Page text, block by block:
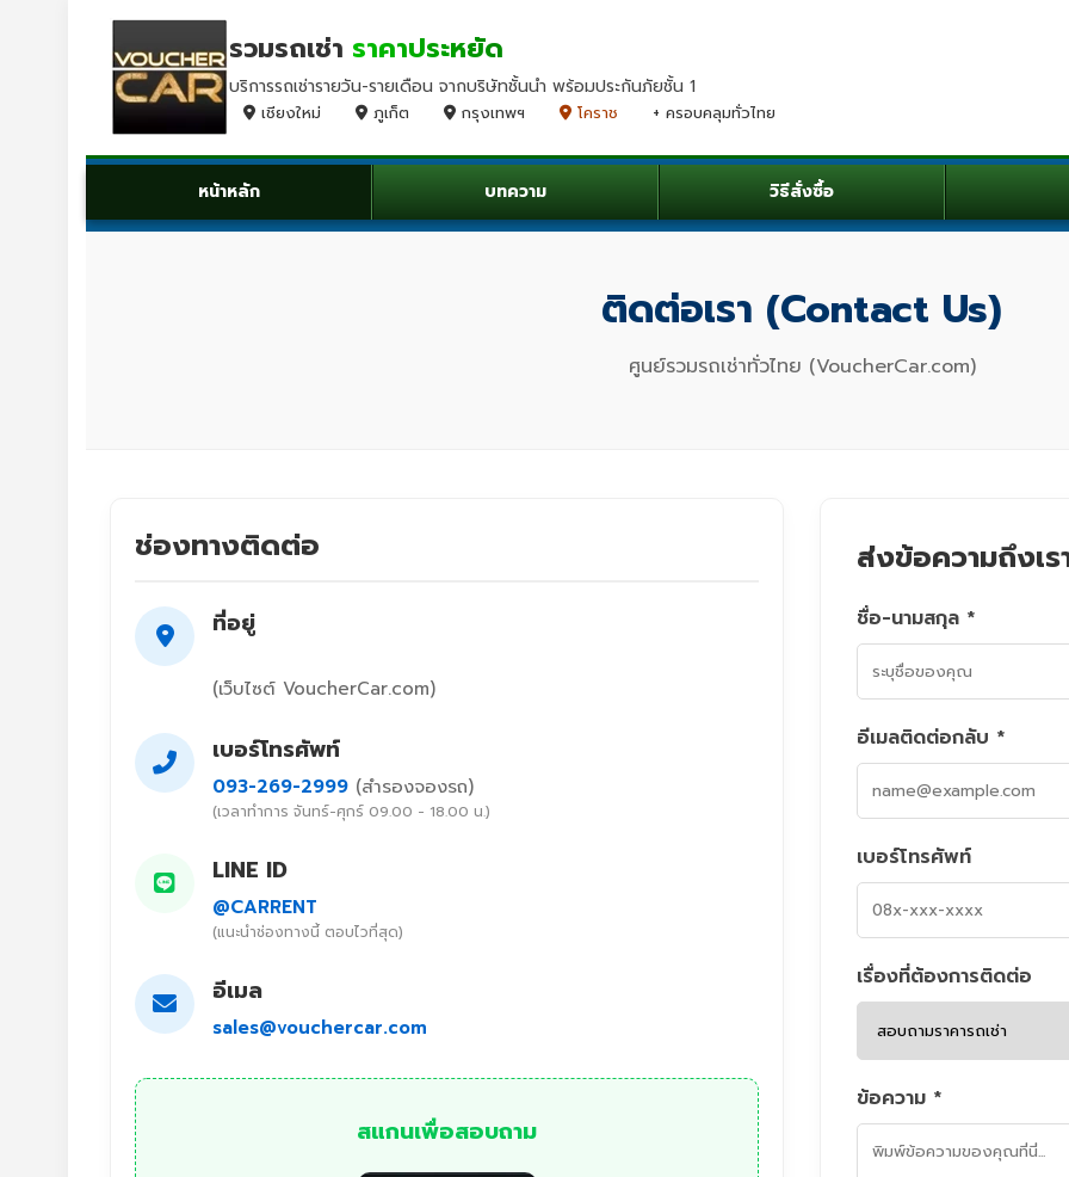
รวมรถเช่า ราคาประหยัด
บริการรถเช่ารายวัน-รายเดือน จากบริษัทชั้นนำ พร้อมประกันภัยชั้น 1
เชียงใหม่ ภูเก็ต กรุงเทพฯ โคราช + ครอบคลุมทั่วไทย
หน้าหลัก บทความ วิธีสั่งซื้อ
ติดต่อเรา (Contact Us)
ศูนย์รวมรถเช่าทั่วไทย (VoucherCar.com)
ช่องทางติดต่อ
ที่อยู่
(เว็บไซต์ VoucherCar.com)
เบอร์โทรศัพท์
093-269-2999 (สำรองจองรถ)
(เวลาทำการ จันทร์-ศุกร์ 09.00 - 18.00 น.)
LINE ID
@CARRENT
(แนะนำช่องทางนี้ ตอบไวที่สุด)
อีเมล
sales@vouchercar.com
สแกนเพื่อสอบถาม
ส่งข้อความถึงเร
ชื่อ-นามสกุล *
อีเมลติดต่อกลับ *
เบอร์โทรศัพท์
เรื่องที่ต้องการติดต่อ
ข้อความ *